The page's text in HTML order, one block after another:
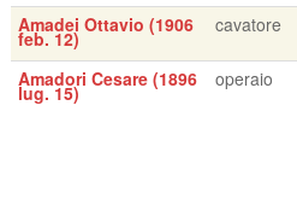
Amadei Ottavio (1906
feb. 12)
cavatore
Amadori Cesare (1896
lug. 15)
operaio